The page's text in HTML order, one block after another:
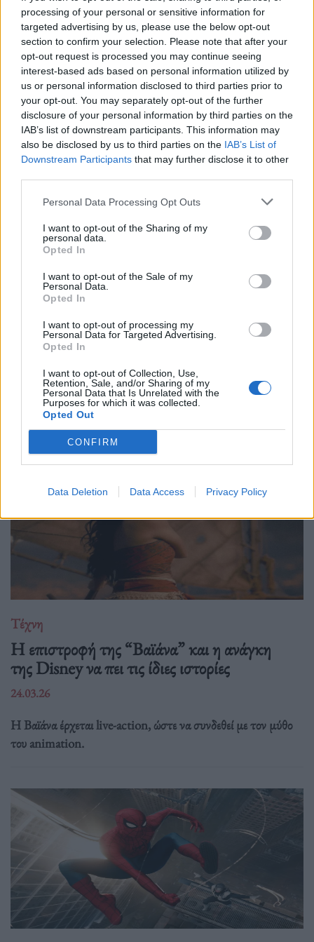
processing of your personal or sensitive information for
targeted advertising by us, please use the below opt-out
section to confirm your selection. Please note that after your
opt-out request is processed you may continue seeing
interest-based ads based on personal information utilized by
us or personal information disclosed to third parties prior to
your opt-out. You may separately opt-out of the further
disclosure of your personal information by third parties on the
IAB’s list of downstream participants. This information may
also be disclosed by us to third parties on the IAB’s List of
Downstream Participants that may further disclose it to other
Personal Data Processing Opt Outs
I want to opt-out of the Sharing of my
personal data.
Opted In
I want to opt-out of the Sale of my
Personal Data.
Opted In
I want to opt-out of processing my
Personal Data for Targeted Advertising.
Opted In
I want to opt-out of Collection, Use,
Retention, Sale, and/or Sharing of my
Personal Data that Is Unrelated with the
Purposes for which it was collected.
Opted Out
CONFIRM
Data Deletion Data Access Privacy Policy
Το "Don’t Look Back in Anger" καταγράφει την επανένωση
των Oasis και την sold-out περιοδεία “Oasis Live
γενέθλιά του με πρεμιέρα της “Συμφωνίας
Νο. 15: Lincoln”
29.05.26
Ιανουαρίου 2027 με μια πολυετή, διεθνή σειρά εκδηλώσεων
που κορυφώνεται με την παγκόσμια πρεμιέρα της "Συμφωνίας
Νο. 15: Lincoln" και επετειακά
Τέχνη
Η επιστροφή της “Βαϊάνα” και η ανάγκη
της Disney να πει τις ίδιες ιστορίες
24.03.26
Η Βαϊάνα έρχεται live-action, ώστε να συνδεθεί με τον μύθο
του animation.